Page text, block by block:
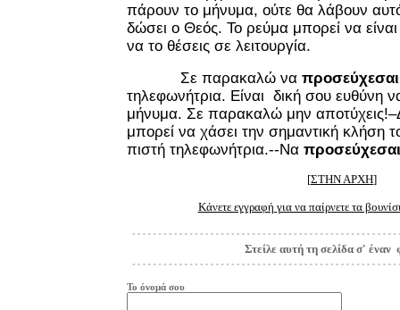
πάρουν το μήνυμα, ούτε θα λάβουν
δώσει ο Θεός. Το ρεύμα μπορεί να
να το θέσεις σε λειτουργία.
Σε παρακαλώ να προσεύχεσαι
τηλεφωνήτρια. Είναι δική σου ευθύνη
μήνυμα. Σε παρακαλώ μην
μπορεί να χάσει την σημαντική κλήση
πιστή τηλεφωνήτρια.--Να προσεύχεσαι
[ΣΤΗΝ ΑΡΧΗ]
Κάνετε εγγραφή για να παίρνετε τα
Στείλε αυτή τη σελίδα σ' έναν
Το όνομά σου